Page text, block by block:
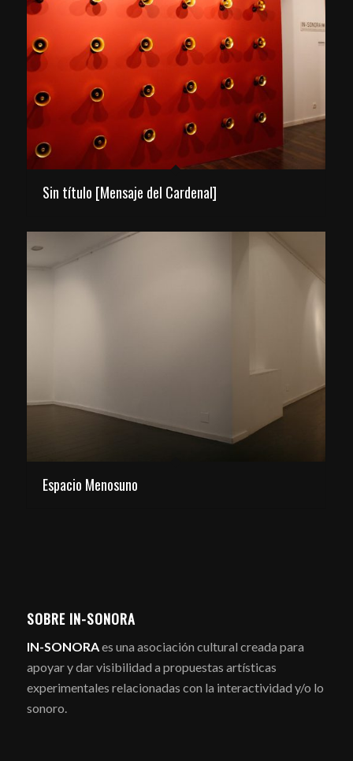
Sin título [Mensaje del Cardenal]
Espacio Menosuno
SOBRE IN-SONORA
IN-SONORAes una asociación cultural creada para
apoyar y dar visibilidad a propuestas artísticas
experimentales relacionadas con la interactividad y/o lo
sonoro.